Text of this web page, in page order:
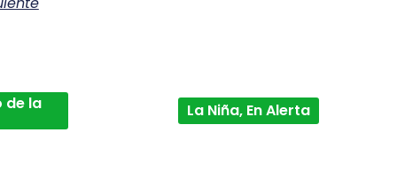
de la La Niña, En Alerta